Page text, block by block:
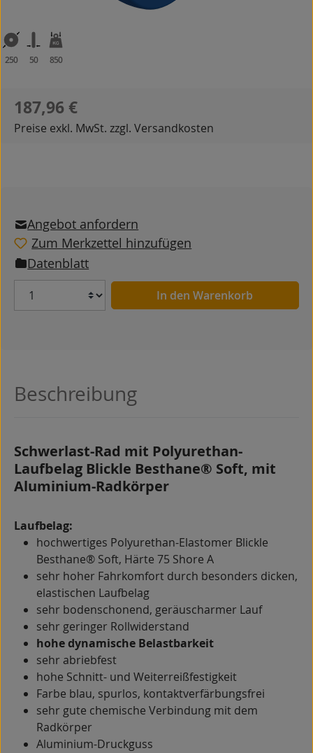
250 50 850
Regulärer Preis:
187,96 €
Preise exkl. MwSt. zzgl. Versandkosten
Angebot anfordern
Zum Merkzettel hinzufügen
Datenblatt
Anzahl In den Warenkorb
Beschreibung
Schwerlast-Rad mit Polyurethan-
Laufbelag Blickle Besthane® Soft, mit
Aluminium-Radkörper
Laufbelag:
hochwertiges Polyurethan-Elastomer Blickle
Besthane® Soft, Härte 75 Shore A
sehr hoher Fahrkomfort durch besonders dicken,
elastischen Laufbelag
sehr bodenschonend, geräuscharmer Lauf
sehr geringer Rollwiderstand
hohe dynamische Belastbarkeit
sehr abriebfest
hohe Schnitt- und Weiterreißfestigkeit
Farbe blau, spurlos, kontaktverfärbungsfrei
sehr gute chemische Verbindung mit dem
Radkörper
Aluminium-Druckguss